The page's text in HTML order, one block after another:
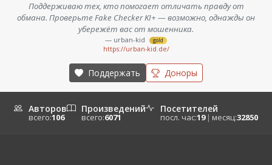
Поддерживаю тех, кто помогает отличать правду от
обмана. Проверьте Fake Checker KI+ — возможно, однажды он
убережёт вас от мошенника.
— urban-kid gold
https://urban-kid.de/
Поддержать Доноры
Авторов
всего:106
Произведений
всего:6071
Посетителей
посл. час:19 | месяц:32850